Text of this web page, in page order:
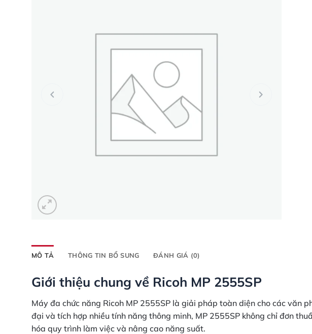
MÔ TẢ THÔNG TIN BỔ SUNG ĐÁNH GIÁ (0)
Giới thiệu chung về Ricoh MP 2555SP
Máy đa chức năng Ricoh MP 2555SP là giải pháp toàn diện cho các văn
đại và tích hợp nhiều tính năng thông minh, MP 2555SP không chỉ đơn
hóa quy trình làm việc và nâng cao năng suất.